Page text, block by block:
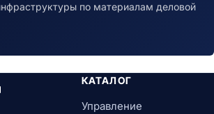
по материалам деловой
КАТАЛОГ
Управление